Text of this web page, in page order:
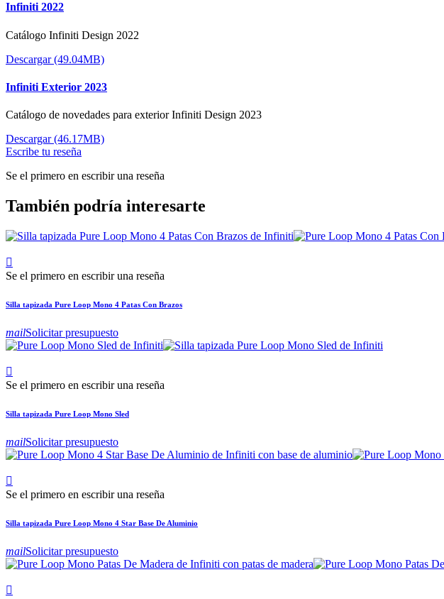
Infiniti 2022
Catálogo Infiniti Design 2022
Descargar (49.04MB)
Infiniti Exterior 2023
Catálogo de novedades para exterior Infiniti Design 2023
Descargar (46.17MB)
Escribe tu reseña
Se el primero en escribir una reseña
También podría interesarte

Se el primero en escribir una reseña
Silla tapizada Pure Loop Mono 4 Patas Con Brazos
mailSolicitar presupuesto

Se el primero en escribir una reseña
Silla tapizada Pure Loop Mono Sled
mailSolicitar presupuesto

Se el primero en escribir una reseña
Silla tapizada Pure Loop Mono 4 Star Base De Aluminio
mailSolicitar presupuesto
